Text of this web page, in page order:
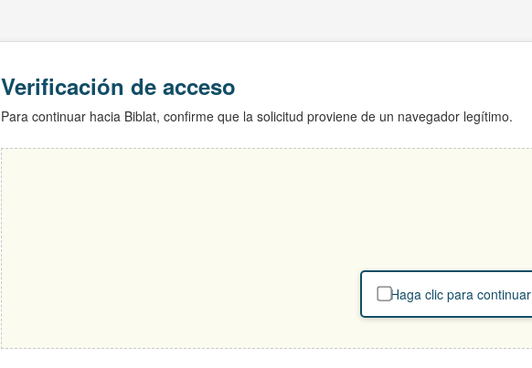
Verificación de acceso
Para continuar hacia Biblat, confirme que la solicitud proviene de un navegador legítimo.
Haga clic para continuar